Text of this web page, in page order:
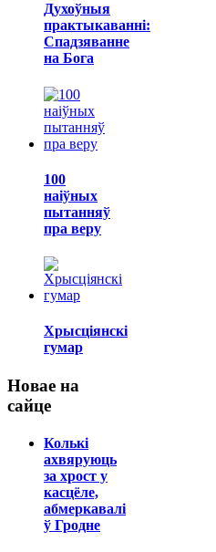
Духоўныя
практыкаванні:
Спадзяванне
на Бога
100
наіўных
пытанняў
пра веру
Хрысціянскі
гумар
Новае на
сайце
Колькі
ахвяруюць
за хрост у
касцёле,
абмеркавалі
ў Гродне